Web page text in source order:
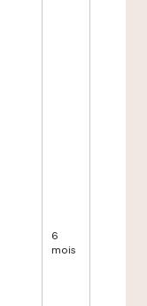
6
mois